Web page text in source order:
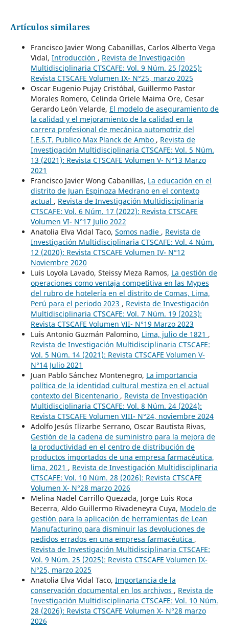
Artículos similares
Francisco Javier Wong Cabanillas, Carlos Alberto Vega
Vidal, Introducción , Revista de Investigación
Multidisciplinaria CTSCAFE: Vol. 9 Núm. 25 (2025):
Revista CTSCAFE Volumen IX- N°25, marzo 2025
Oscar Eugenio Pujay Cristóbal, Guillermo Pastor
Morales Romero, Celinda Oriele Maima Ore, Cesar
Gerardo León Velarde, El modelo de aseguramiento de
la calidad y el mejoramiento de la calidad en la
carrera profesional de mecánica automotriz del
I.E.S.T. Publico Max Planck de Ambo , Revista de
Investigación Multidisciplinaria CTSCAFE: Vol. 5 Núm.
13 (2021): Revista CTSCAFE Volumen V- N°13 Marzo
2021
Francisco Javier Wong Cabanillas, La educación en el
distrito de Juan Espinoza Medrano en el contexto
actual , Revista de Investigación Multidisciplinaria
CTSCAFE: Vol. 6 Núm. 17 (2022): Revista CTSCAFE
Volumen VI- N°17 Julio 2022
Anatolia Elva Vidal Taco, Somos nadie , Revista de
Investigación Multidisciplinaria CTSCAFE: Vol. 4 Núm.
12 (2020): Revista CTSCAFE Volumen IV- N°12
Noviembre 2020
Luis Loyola Lavado, Steissy Meza Ramos, La gestión de
operaciones como ventaja competitiva en las Mypes
del rubro de hotelería en el distrito de Comas, Lima,
Perú para el periodo 2023 , Revista de Investigación
Multidisciplinaria CTSCAFE: Vol. 7 Núm. 19 (2023):
Revista CTSCAFE Volumen VII- N°19 Marzo 2023
Luis Antonio Guzmán Palomino, Lima, julio de 1821 ,
Revista de Investigación Multidisciplinaria CTSCAFE:
Vol. 5 Núm. 14 (2021): Revista CTSCAFE Volumen V-
N°14 Julio 2021
Juan Pablo Sánchez Montenegro, La importancia
política de la identidad cultural mestiza en el actual
contexto del Bicentenario , Revista de Investigación
Multidisciplinaria CTSCAFE: Vol. 8 Núm. 24 (2024):
Revista CTSCAFE Volumen VIII- N°24, noviembre 2024
Adolfo Jesús Ilizarbe Serrano, Oscar Bautista Rivas,
Gestión de la cadena de suministro para la mejora de
la productividad en el centro de distribución de
productos importados de una empresa farmacéutica,
lima, 2021 , Revista de Investigación Multidisciplinaria
CTSCAFE: Vol. 10 Núm. 28 (2026): Revista CTSCAFE
Volumen X- N°28 marzo 2026
Melina Nadel Carrillo Quezada, Jorge Luis Roca
Becerra, Aldo Guillermo Rivadeneyra Cuya, Modelo de
gestión para la aplicación de herramientas de Lean
Manufacturing para disminuir las devoluciones de
pedidos errados en una empresa farmacéutica ,
Revista de Investigación Multidisciplinaria CTSCAFE:
Vol. 9 Núm. 25 (2025): Revista CTSCAFE Volumen IX-
N°25, marzo 2025
Anatolia Elva Vidal Taco, Importancia de la
conservación documental en los archivos , Revista de
Investigación Multidisciplinaria CTSCAFE: Vol. 10 Núm.
28 (2026): Revista CTSCAFE Volumen X- N°28 marzo
2026